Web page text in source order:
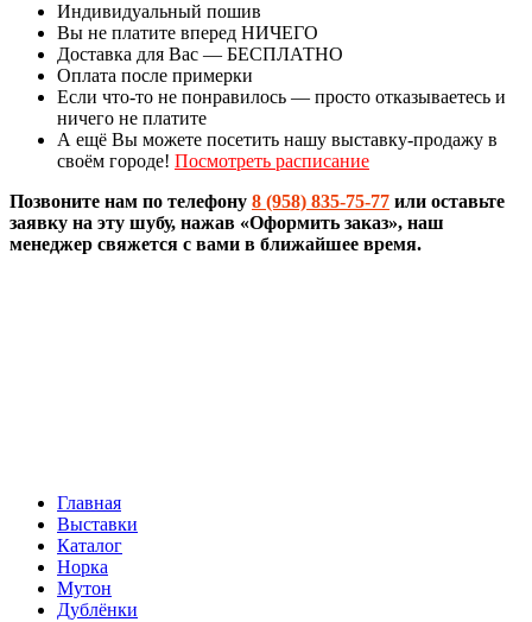
Индивидуальный пошив
Вы не платите вперед НИЧЕГО
Доставка для Вас — БЕСПЛАТНО
Оплата после примерки
Если что-то не понравилось — просто отказываетесь и
ничего не платите
А ещё Вы можете посетить нашу выставку-продажу в
своём городе! Посмотреть расписание
Позвоните нам по телефону 8 (958) 835-75-77 или оставьте
заявку на эту шубу, нажав «Оформить заказ», наш
менеджер свяжется с вами в ближайшее время.
Главная
Выставки
Каталог
Норка
Мутон
Дублёнки